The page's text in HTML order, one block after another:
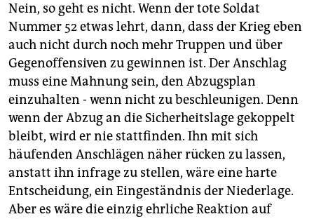
Nein, so geht es nicht. Wenn der tote Soldat
Nummer 52 etwas lehrt, dann, dass der Krieg eben
auch nicht durch noch mehr Truppen und über
Gegenoffensiven zu gewinnen ist. Der Anschlag
muss eine Mahnung sein, den Abzugsplan
einzuhalten - wenn nicht zu beschleunigen. Denn
wenn der Abzug an die Sicherheitslage gekoppelt
bleibt, wird er nie stattfinden. Ihn mit sich
häufenden Anschlägen näher rücken zu lassen,
anstatt ihn infrage zu stellen, wäre eine harte
Entscheidung, ein Eingeständnis der Niederlage.
Aber es wäre die einzig ehrliche Reaktion auf